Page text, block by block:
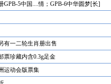
GPB-5中国....情；GPB-6中华圆梦[长]
有一二轮生肖册出售
票珍藏内含0.3g足金
运动会版票集